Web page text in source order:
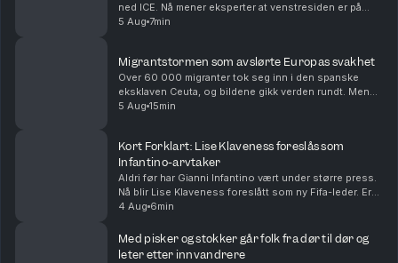
ned ICE. Nå mener eksperter at venstresiden er på
fremmarsj i Det demokratiske partiet i USA. Vi
5 Aug 7min
Migrantstormen som avslørte Europas svakhet
Over 60 000 migranter tok seg inn i den spanske
eksklaven Ceuta, og bildene gikk verden rundt. Men
den virale fortellingen om hva som skjedde kan bli
5 Aug 15min
Kort Forklart: Lise Klaveness foreslås som
Infantino-arvtaker
Aldri før har Gianni Infantino vært under større press.
Nå blir Lise Klaveness foreslått som ny Fifa-leder. Er
det realistisk? Vi oppsummerer nyhetene for deg, i
4 Aug 6min
Med pisker og stokker går folk fra dør til dør og
leter etter innvandrere